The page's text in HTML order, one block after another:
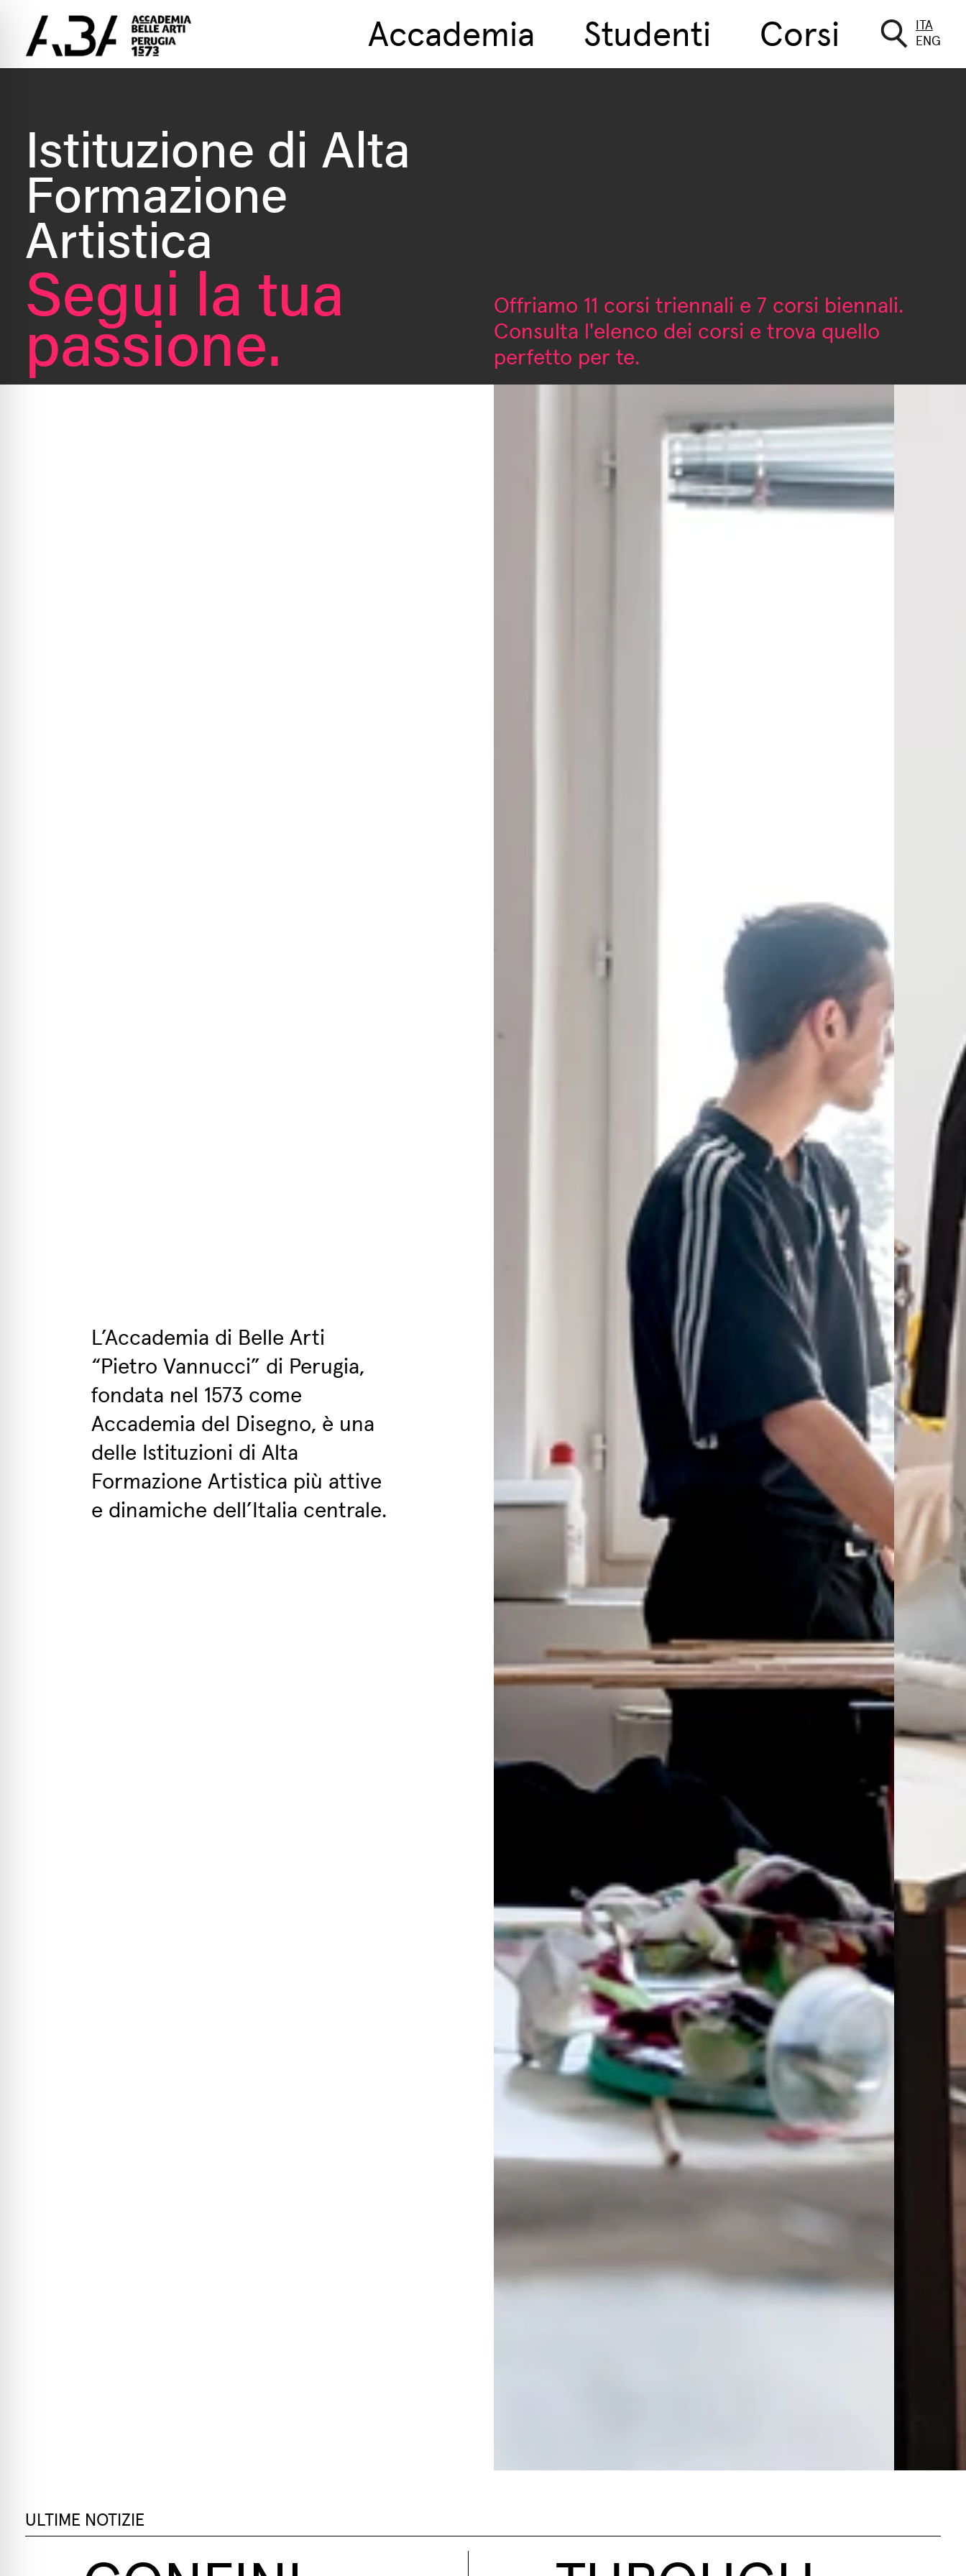
ITA
ENG
Accademia Studenti Corsi
Istituzione di Alta
Formazione
Artistica
Segui la tua
passione.
Offriamo 11 corsi triennali e 7 corsi biennali.
Consulta l'elenco dei corsi e trova quello
perfetto per te.
L’Accademia di Belle Arti
“Pietro Vannucci” di Perugia,
fondata nel 1573 come
Accademia del Disegno, è una
delle Istituzioni di Alta
Formazione Artistica più attive
e dinamiche dell’Italia centrale.
ULTIME NOTIZIE